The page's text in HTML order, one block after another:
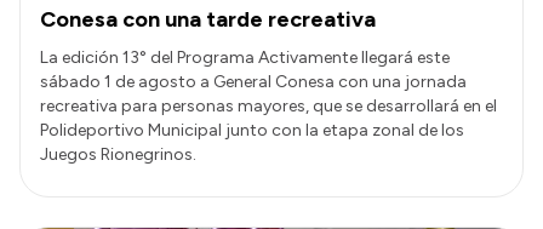
Conesa con una tarde recreativa
La edición 13° del Programa Activamente llegará este
sábado 1 de agosto a General Conesa con una jornada
recreativa para personas mayores, que se desarrollará en el
Polideportivo Municipal junto con la etapa zonal de los
Juegos Rionegrinos.